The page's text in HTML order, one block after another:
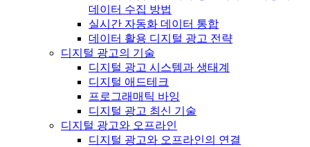
데이터 수집 방법
실시간 자동화 데이터 통합
데이터 활용 디지털 광고 전략
디지털 광고의 기술
디지털 광고 시스템과 생태계
디지털 애드테크
프로그래매틱 바잉
디지털 광고 최신 기술
디지털 광고와 오프라인
디지털 광고와 오프라인의 연결